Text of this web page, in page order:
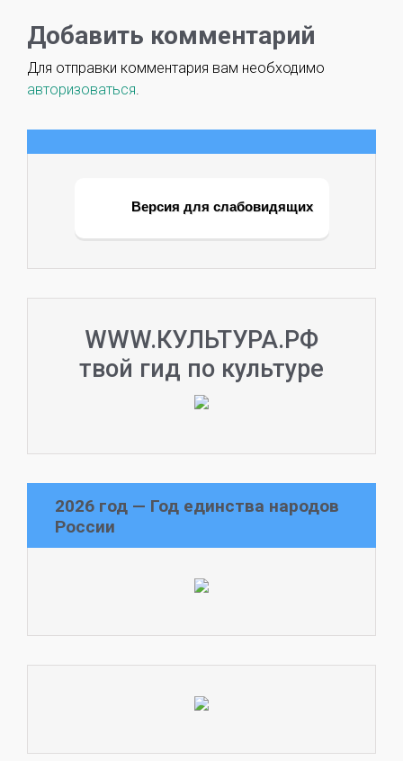
Добавить комментарий
Для отправки комментария вам необходимо
авторизоваться.
Версия для слабовидящих
WWW.КУЛЬТУРА.РФ
твой гид по культуре
2026 год — Год единства народов
России